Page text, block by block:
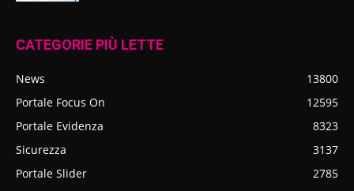
CATEGORIE PIÙ LETTE
News
13800
Portale Focus On
12595
Portale Evidenza
8323
Sicurezza
3137
Portale Slider
2785